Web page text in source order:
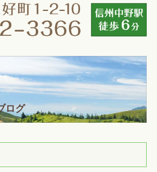
ログ